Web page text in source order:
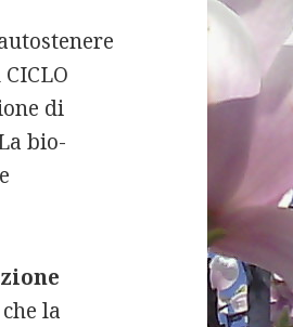
di
bio-
che la